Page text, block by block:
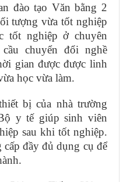
đào tạo Văn bằng 2
tượng vừa tốt nghiệp
tốt nghiệp ở chuyên
chuyển đổi nghề
gian được được linh
học vừa làm.
bị của nhà trường
y tế giúp sinh viên
sau khi tốt nghiệp.
đầy đủ dụng cụ để